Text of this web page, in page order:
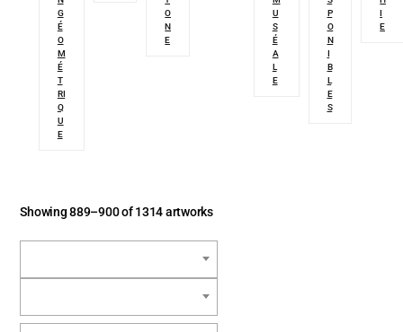
G
É
O
M
É
T
RI
Q
U
E
O
N
E
U
S
É
A
L
E
P
O
N
I
B
L
E
S
I
E
Showing 889–900 of 1314 artworks